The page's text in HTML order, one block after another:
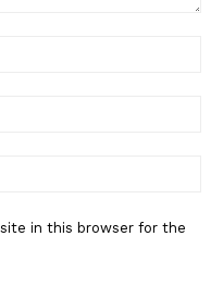
in this browser for the